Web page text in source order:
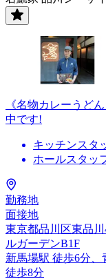
《名物カレーうど
中です!
キッチンスタ
ホールスタッ
勤務地
面接地
東京都品川区東品
ルガーデンB1F
新馬場駅 徒歩6分
徒歩8分